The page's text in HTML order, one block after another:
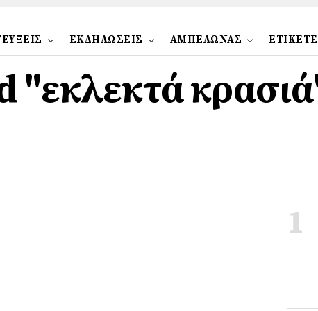
ΕΚΔΗΛΩΣΕΙΣ ΑΜΠΕΛΩΝΑΣ
"εκλεκτά